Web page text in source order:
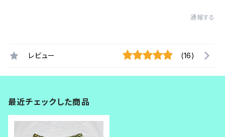
通報する
レビュー (16)
最近チェックした商品